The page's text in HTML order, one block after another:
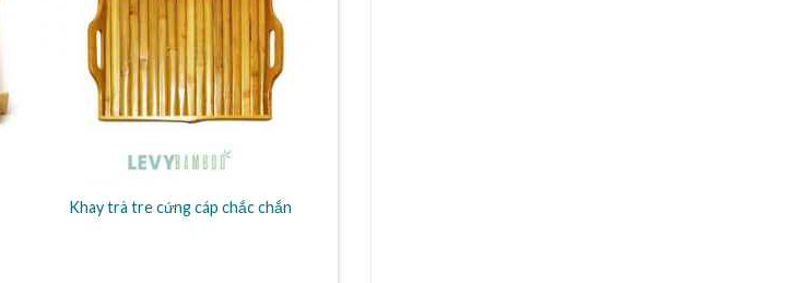
Khay trà tre cứng cáp chắc chắn